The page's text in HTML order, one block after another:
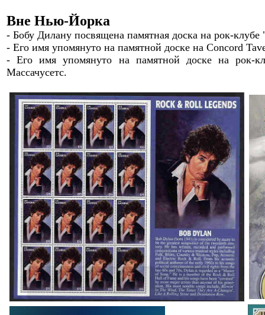
Вне Нью-Йорка
- Бобу Дилану посвящена памятная доска на рок-клубе
- Его имя упомянуто на памятной доске на Concord
-Его имя упомянуто на памятной доске на рок-
Массачусетс.